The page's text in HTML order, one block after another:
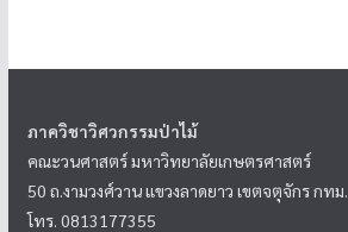
ภาควิชาวิศวกรรมป่าไม้
คณะวนศาสตร์ มหาวิทยาลัยเกษตรศาสตร์
50 ถ.งามวงศ์วาน แขวงลาดยาว เขตจตุจักร กทม.
โทร. 0813177355